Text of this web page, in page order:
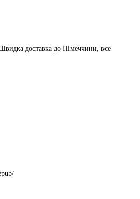
доставка до Німеччини, все